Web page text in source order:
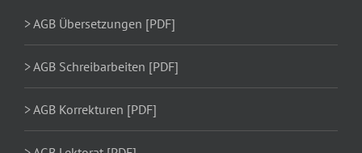
> AGB Übersetzungen [PDF]
> AGB Schreibarbeiten [PDF]
> AGB Korrekturen [PDF]